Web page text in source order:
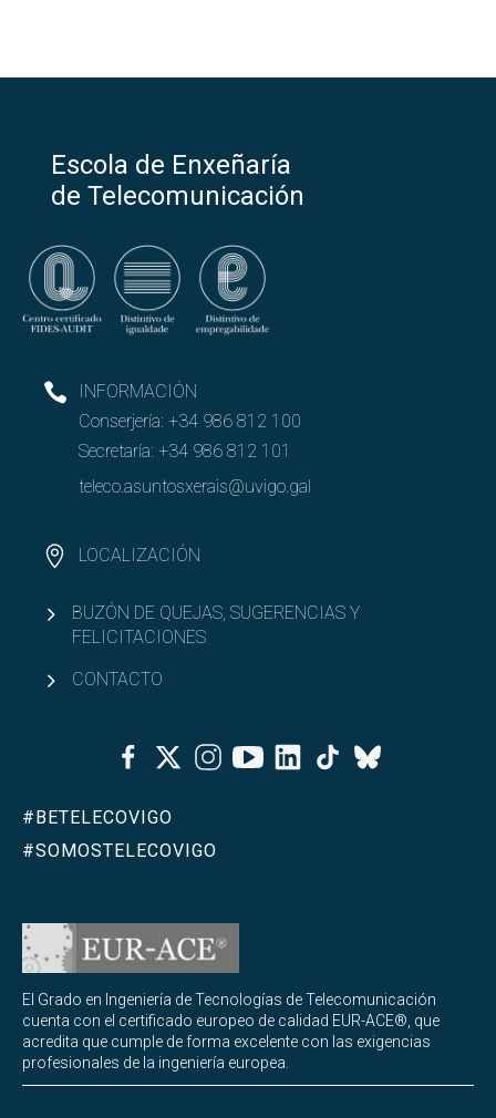
Escola de Enxeñaría
de Telecomunicación
INFORMACIÓN
Conserjería: +34 986 812 100
Secretaría: +34 986 812 101
teleco.asuntosxerais@uvigo.gal
LOCALIZACIÓN
BUZÓN DE QUEJAS, SUGERENCIAS Y
FELICITACIONES
CONTACTO
FacebookTwitterInstagramYoutubeLinkedinTiktok
Bluesky
#BETELECOVIGO
#SOMOSTELECOVIGO
El Grado en Ingeniería de Tecnologías de Telecomunicación
cuenta con el certificado europeo de calidad EUR-ACE®, que
acredita que cumple de forma excelente con las exigencias
profesionales de la ingeniería europea.